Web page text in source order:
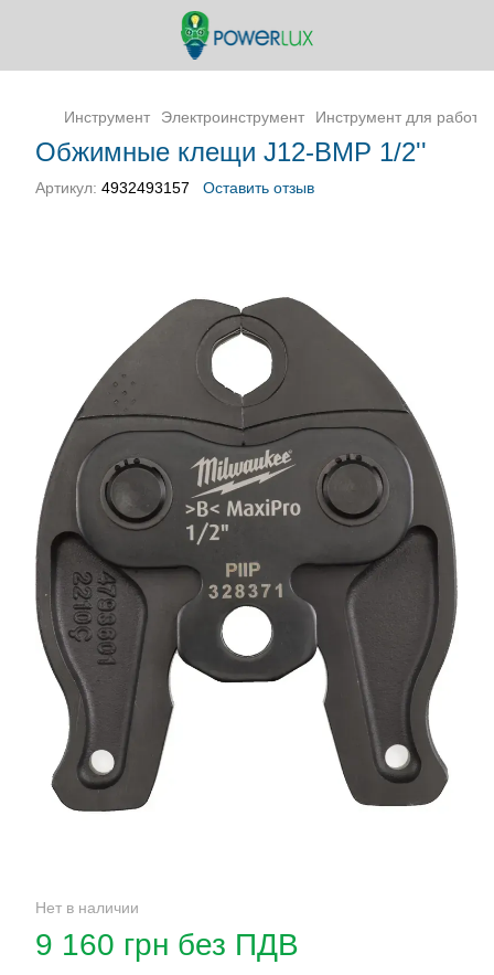
Инструмент Электроинструмент Инструмент для работы
Обжимные клещи J12-BMP 1/2''
Артикул: 4932493157 Оставить отзыв
Нет в наличии
9 160 грн без ПДВ